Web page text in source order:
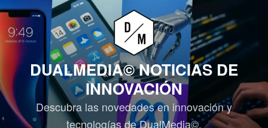
Saltar
contenido
DUALMEDIA© NOTICIAS DE
INNOVACIÓN
Descubra las novedades en innovación y
tecnologías de DualMedia©.